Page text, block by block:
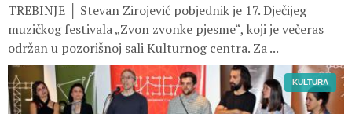
TREBINJE │ Stevan Zirojević pobjednik je 17. Dječijeg
muzičkog festivala „Zvon zvonke pjesme“, koji je večeras
održan u pozorišnoj sali Kulturnog centra. Za ...
KULTURA